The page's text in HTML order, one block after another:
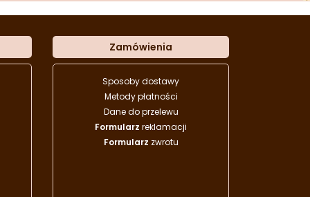
Zamówienia
Sposoby dostawy
Metody płatności
Dane do przelewu
Formularz reklamacji
Formularz zwrotu